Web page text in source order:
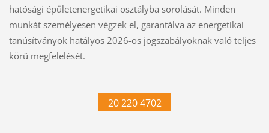
hatósági épületenergetikai osztályba sorolását. Minden
munkát személyesen végzek el, garantálva az energetikai
tanúsítványok hatályos 2026-os jogszabályoknak való teljes
körű megfelelését.
20 220 4702